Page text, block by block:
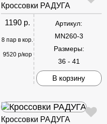
Кроссовки РАДУГА
1190 р.
8 пар в кор.
9520 р/кор
Артикул:
MN260-3
Размеры:
36 - 41
В корзину
Кроссовки РАДУГА